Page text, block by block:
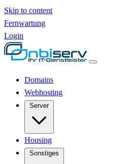
Skip to content
Fernwartung
Login
Domains
Webhosting
Server
Housing